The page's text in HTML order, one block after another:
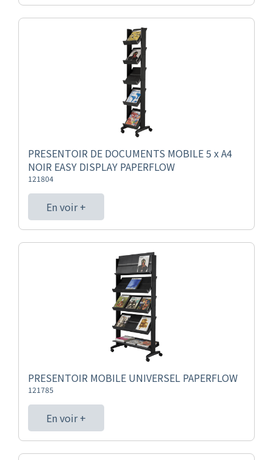
PRESENTOIR DE DOCUMENTS MOBILE 5 x A4
NOIR EASY DISPLAY PAPERFLOW
121804
En voir +
PRESENTOIR MOBILE UNIVERSEL PAPERFLOW
121785
En voir +